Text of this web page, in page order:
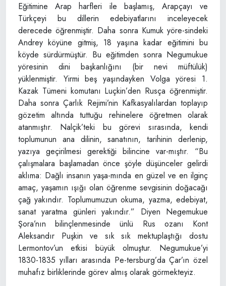
Eğitimine Arap harfleri ile başlamış, Arapçayı ve
Türkçeyi bu dillerin edebiyatlarını inceleyecek
derecede öğrenmiştir. Daha sonra Kumuk yöre-sindeki
Andrey köyüne gitmiş, 18 yaşına kadar eğitimini bu
köyde sürdürmüştür. Bu eğitimden sonra Negumukue
yöresinin dini başkanlığını (bir nevi müftülük)
yüklenmiştir. Yirmi beş yaşındayken Volga yöresi 1.
Kazak Tümeni komutanı Luçkin’den Rusça öğrenmiştir.
Daha sonra Çarlık Rejimi’nin Kafkasyalılardan toplayıp
gözetim altında tuttuğu rehinelere öğretmen olarak
atanmıştır. Nalçik’teki bu görevi sırasında, kendi
toplumunun ana dilinin, sanatının, tarihinin derlenip,
yazıya geçirilmesi gerektiği bilincine var-mıştır. “Bu
çalışmalara başlamadan önce şöyle düşünceler gelirdi
aklıma: Dağlı insanın yaşa-mında en güzel ve en ilginç
amaç, yaşamın ışığı olan öğrenme sevgisinin doğacağı
çağ yakındır. Toplumumuzun okuma, yazma, edebiyat,
sanat yaratma günleri yakındır.” Diyen Negemukue
Şora’nın bilinçlenmesinde ünlü Rus ozanı Kont
Aleksandır Puşkin ve sık sık mektuplaştığı dostu
Lermontov’un etkisi büyük olmuştur. Negumukue’yi
1830-1835 yılları arasında Pe-tersburg’da Çar’ın özel
muhafız birliklerinde görev almış olarak görmekteyiz.